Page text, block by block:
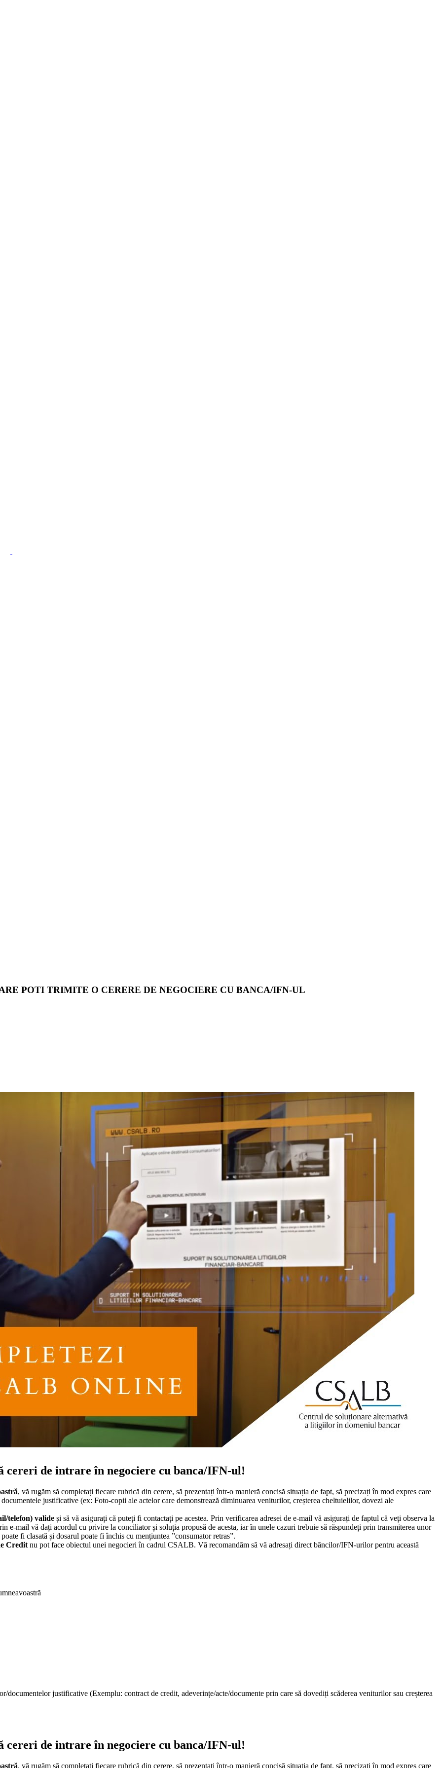
POTI TRIMITE O CERERE DE NEGOCIERE CU BANCA/IFN-UL
cereri de intrare în negociere cu banca/IFN-ul!
, vă rugăm să completați fiecare rubrică din cerere, să prezentați într-o manieră concisă situația de fapt, să precizați în mod expres care
justificative (ex: Foto-copii ale actelor care demonstrează diminuarea veniturilor, creșterea cheltuielilor, dovezi ale
telefon) valide și să vă asigurați că puteți fi contactați pe acestea. Prin verificarea adresei de e-mail vă asigurați de faptul că veți observa la
e-mail vă dați acordul cu privire la conciliator și soluția propusă de acesta, iar în unele cazuri trebuie să răspundeți prin transmiterea unor
fi clasată și dosarul poate fi închis cu mențiuntea ”consumator retras”.
Credit nu pot face obiectul unei negocieri în cadrul CSALB. Vă recomandăm să vă adresați direct băncilor/IFN-urilor pentru această
documentelor justificative (Exemplu: contract de credit, adeverințe/acte/documente prin care să dovediți scăderea veniturilor sau creșterea
cereri de intrare în negociere cu banca/IFN-ul!
, vă rugăm să completați fiecare rubrică din cerere, să prezentați într-o manieră concisă situația de fapt, să precizați în mod expres care